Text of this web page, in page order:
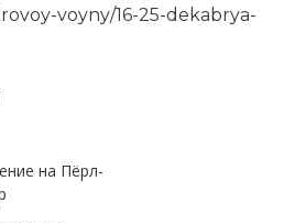
voyny/16-25-dekabrya-
на Пёрл-